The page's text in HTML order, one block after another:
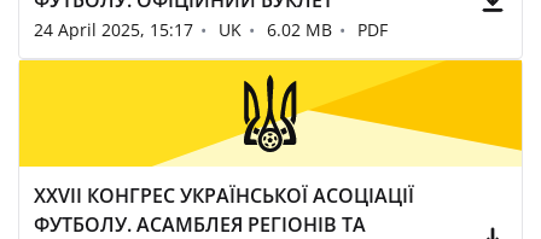
24 April 2025, 15:17 UK 6.02 MB PDF
XXVII КОНГРЕС УКРАЇНСЬКОЇ АСОЦІАЦІЇ
ФУТБОЛУ. АСАМБЛЕЯ РЕГІОНІВ ТА